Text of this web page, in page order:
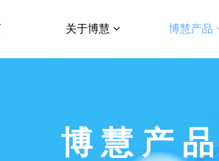
关于博慧 博慧产品
博 慧 产 品